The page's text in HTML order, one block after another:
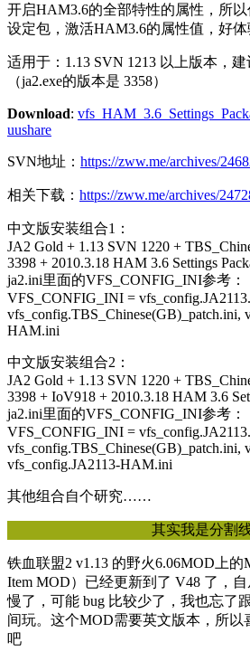
开启HAM3.6的全部特性的属性，所以
设定包，激活HAM3.6的属性值，好
适用于：1.13 SVN 1213 以上版本，建
（ja2.exe的版本是 3358）
Download:
uushare
SVN地址： https://zww.me/archives/
相关下载： https://zww.me/archives/
中文版安装组合1：
JA2 Gold + 1.13 SVN 1220 +
3398 + 2010.3.18 HAM 3.6 Settings
ja2.ini里面的VFS_CONFIG_INI参考：
VFS_CONFIG_INI =
vfs_config.TBS_Chinese(GB)_patch.ini,
HAM.ini
中文版安装组合2：
JA2 Gold + 1.13 SVN 1220 +
3398 + IoV918 + 2010.3.18 HAM 3.6
ja2.ini里面的VFS_CONFIG_INI参考：
VFS_CONFIG_INI =
vfs_config.TBS_Chinese(GB)_patch.ini,
vfs_config.JA2113-HAM.ini
其他组合自个研究……
其实我是分割
铁血联盟2 v1.13 的野火6.06MOD上
Item MOD）已经更新到了 V48 了，
慢了，可能 bug 比较少了，我也忘了
间玩。这个MOD需要英文版本，所以
吧